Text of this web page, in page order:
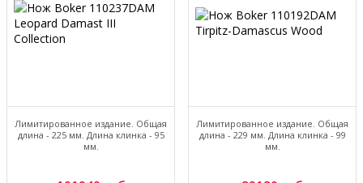
Лимитированное издание. Общая
длина - 225 мм. Длина клинка - 95
мм.
Лимитированное издание. Общая
длина - 229 мм. Длина клинка - 99
мм.